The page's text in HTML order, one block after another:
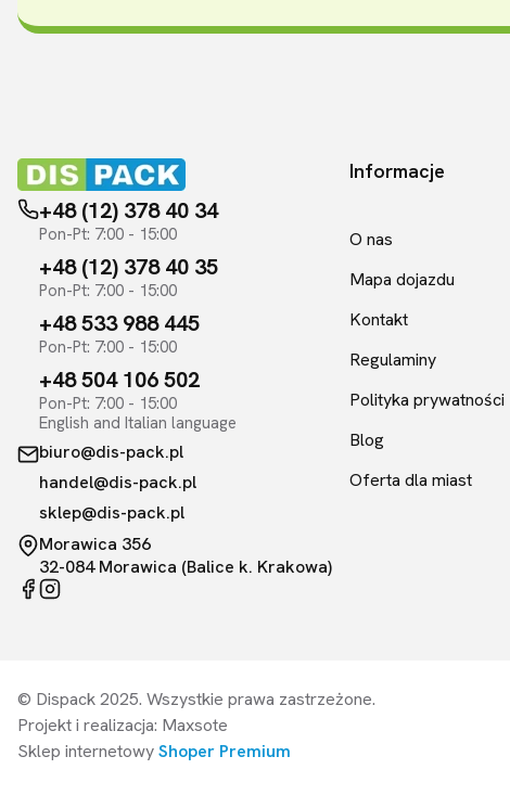
+48 (12) 378 40 34
Pon-Pt: 7:00 - 15:00
+48 (12) 378 40 35
Pon-Pt: 7:00 - 15:00
+48 533 988 445
Pon-Pt: 7:00 - 15:00
+48 504 106 502
Pon-Pt: 7:00 - 15:00
English and Italian language
biuro@dis-pack.pl
handel@dis-pack.pl
sklep@dis-pack.pl
Morawica 356
32-084 Morawica (Balice k. Krakowa)
Linki w stopce
Informacje
O nas
Mapa dojazdu
Kontakt
Regulaminy
Polityka prywatności
Blog
Oferta dla miast
© Dispack 2025. Wszystkie prawa zastrzeżone.
Projekt i realizacja: Maxsote
Sklep internetowyShoper Premium